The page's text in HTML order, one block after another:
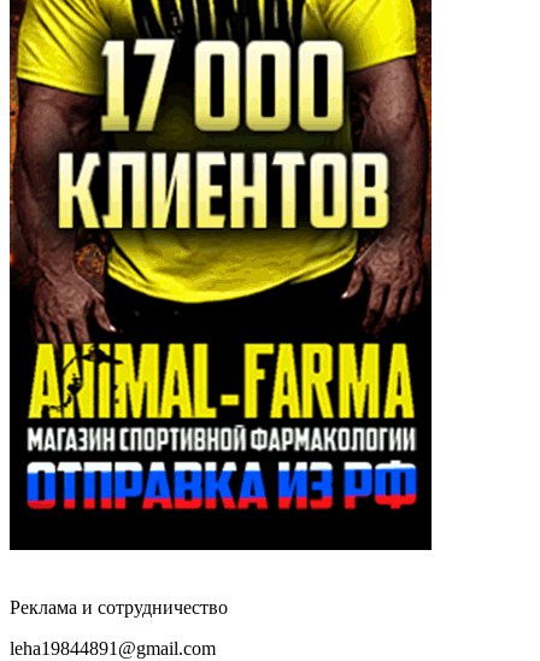
Реклама и сотрудничество
leha19844891@gmail.com